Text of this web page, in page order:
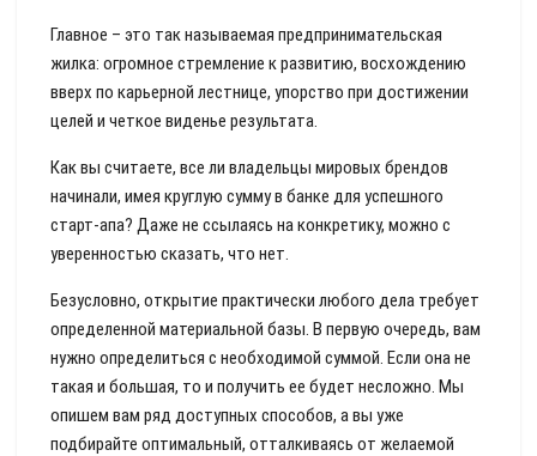
Главное – это так называемая предпринимательская
жилка: огромное стремление к развитию, восхождению
вверх по карьерной лестнице, упорство при достижении
целей и четкое виденье результата.
Как вы считаете, все ли владельцы мировых брендов
начинали, имея круглую сумму в банке для успешного
старт-апа? Даже не ссылаясь на конкретику, можно с
уверенностью сказать, что нет.
Безусловно, открытие практически любого дела требует
определенной материальной базы. В первую очередь, вам
нужно определиться с необходимой суммой. Если она не
такая и большая, то и получить ее будет несложно. Мы
опишем вам ряд доступных способов, а вы уже
подбирайте оптимальный, отталкиваясь от желаемой